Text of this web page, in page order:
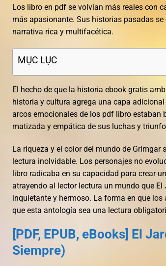
Los libro en pdf se volvían más reales con
más apasionante. Sus historias pasadas
narrativa rica y multifacética.
MỤC LỤC
El hecho de que la historia ebook gratis
historia y cultura agrega una capa
arcos emocionales de los pdf libro estaban
matizada y empática de sus luchas y
La riqueza y el color del mundo de Grimgar
lectura inolvidable. Los personajes no
libro radicaba en su capacidad para crear
atrayendo al lector lectura un mundo que
inquietante y hermoso. La forma en que
que esta antología sea una lectura
[PDF, EPUB, eBooks] El
Siempre)